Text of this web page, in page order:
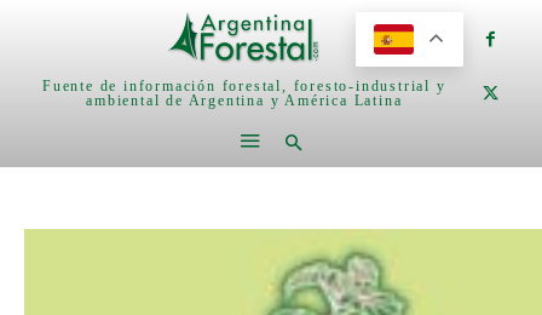
Fuente de información forestal, foresto-industrial y
ambiental de Argentina y América Latina